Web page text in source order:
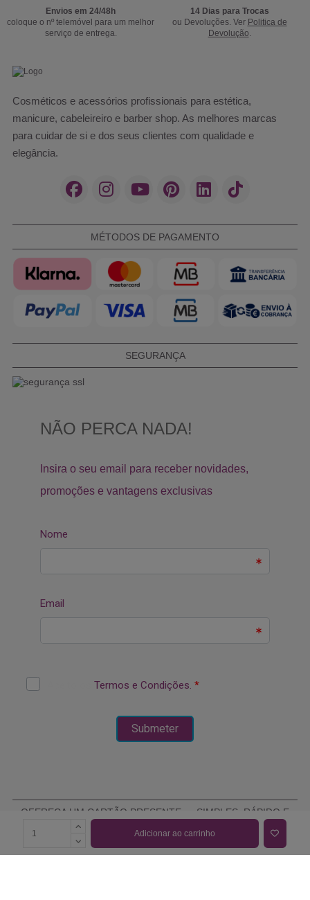
Adicionar ao carrinho
Envios em 24/48h
coloque o nº telemóvel para um melhor
serviço de entrega.
14 Dias para Trocas
ou Devoluções. Ver Politica de
Devolução.
Cosméticos e acessórios profissionais para estética,
manicure, cabeleireiro e barber shop. As melhores marcas
para cuidar de si e dos seus clientes com qualidade e
elegância.
MÉTODOS DE PAGAMENTO
SEGURANÇA
OFEREÇA UM CARTÃO PRESENTE — SIMPLES, RÁPIDO E
ELEGANTE